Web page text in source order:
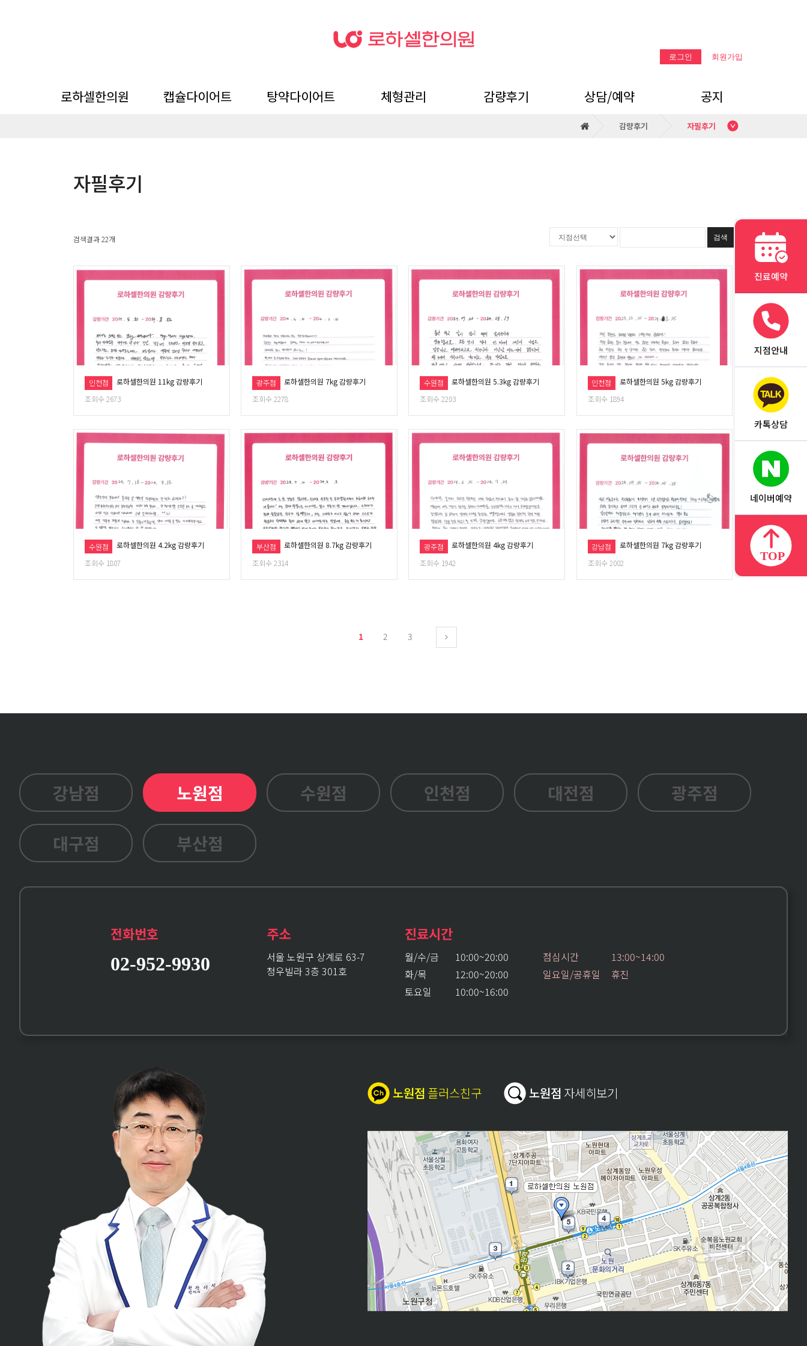
로그인 회원가입
로하셀한의원 캡슐다이어트 탕약다이어트 체형관리 감량후기 상담/예약 공지
한의원 시스템
감량후기 자필후기
자필후기
검색결과 22개 검색
인천점
로하셀한의원 11kg 감량후기
조회수 2673
광주점
로하셀한의원 7kg 감량후기
조회수 2278
수원점
로하셀한의원 5.3kg 감량후기
조회수 2203
인천점
로하셀한의원 5kg 감량후기
조회수 1894
수원점
로하셀한의원 4.2kg 감량후기
조회수 1807
부산점
로하셀한의원 8.7kg 감량후기
조회수 2314
광주점
로하셀한의원 4kg 감량후기
조회수 1942
강남점
로하셀한의원 7kg 감량후기
조회수 2002
1 2 3
강남점 노원점 수원점 인천점 대전점 광주점
대구점 부산점
전화번호
02-952-9930
주소
서울 노원구 상계로 63-7
청우빌라 3층 301호
진료시간
월/수/금
10:00~20:00
화/목
12:00~20:00
토요일
10:00~16:00
점심시간
13:00~14:00
일요일/공휴일
휴진
노원점 플러스친구 노원점 자세히보기
진료예약
지점안내
카톡상담
네이버예약